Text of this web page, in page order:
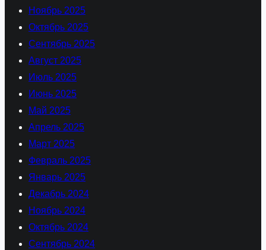
Ноябрь 2025
Октябрь 2025
Сентябрь 2025
Август 2025
Июль 2025
Июнь 2025
Май 2025
Апрель 2025
Март 2025
Февраль 2025
Январь 2025
Декабрь 2024
Ноябрь 2024
Октябрь 2024
Сентябрь 2024